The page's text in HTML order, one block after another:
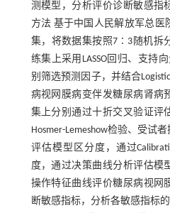
测模型，分析评价诊断敏感指
方法 基于中国人民解放军总医
集，将数据集按照7∶3随机拆
练集上采用LASSO回归、支持
别筛选预测因子，并结合
病视网膜病变伴发糖尿病肾病
集上分别通过十折交叉验证评
Hosmer-Lemeshow检验、受试
评估模型区分度，通过
度，通过决策曲线分析评估模
操作特征曲线评价糖尿病视网
断敏感指标，分析各敏感指标的